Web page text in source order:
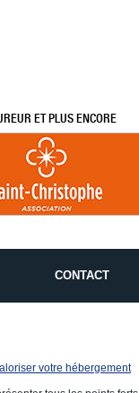
ET PLUS ENCORE
CONTACT
votre hébergement